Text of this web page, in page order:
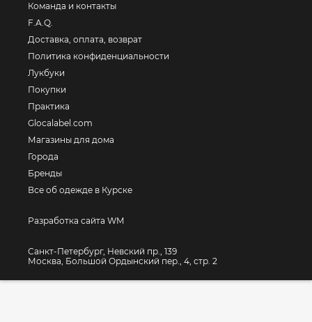
Команда и контакты
F.A.Q.
Доставка, оплата, возврат
Политика конфиденциальности
Лукбуки
Покупки
Практика
Glocalabel.com
Магазины для дома
Города
Бренды
Все об одежде в Курске
Разработка сайта WM
Санкт-Петербург, Невский пр., 139
Москва, Большой Ордынский пер., 4, стр. 2